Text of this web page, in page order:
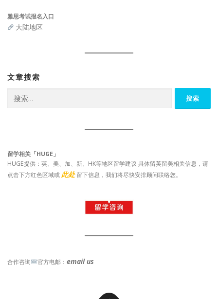
雅思考试报名入口
大陆地区
文章搜索
索：
留学相关「HUGE」
HUGE提供：英、美、加、新、HK等地区留学建议 具体留英留美相关信息，请
点击下方红色区域或此处 留下信息，我们将尽快安排顾问联络您。
合作咨询 官方电邮： email us